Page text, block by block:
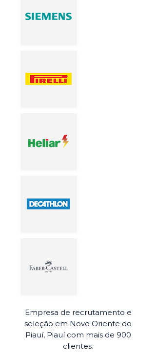
Empresa de recrutamento e
seleção em Novo Oriente do
Piauí, Piauí com mais de 900
clientes.